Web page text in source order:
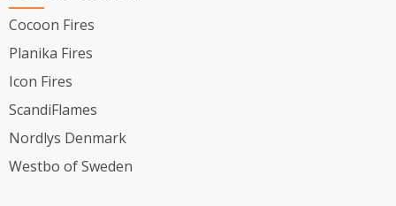
Cocoon Fires
Planika Fires
Icon Fires
ScandiFlames
Nordlys Denmark
Westbo of Sweden